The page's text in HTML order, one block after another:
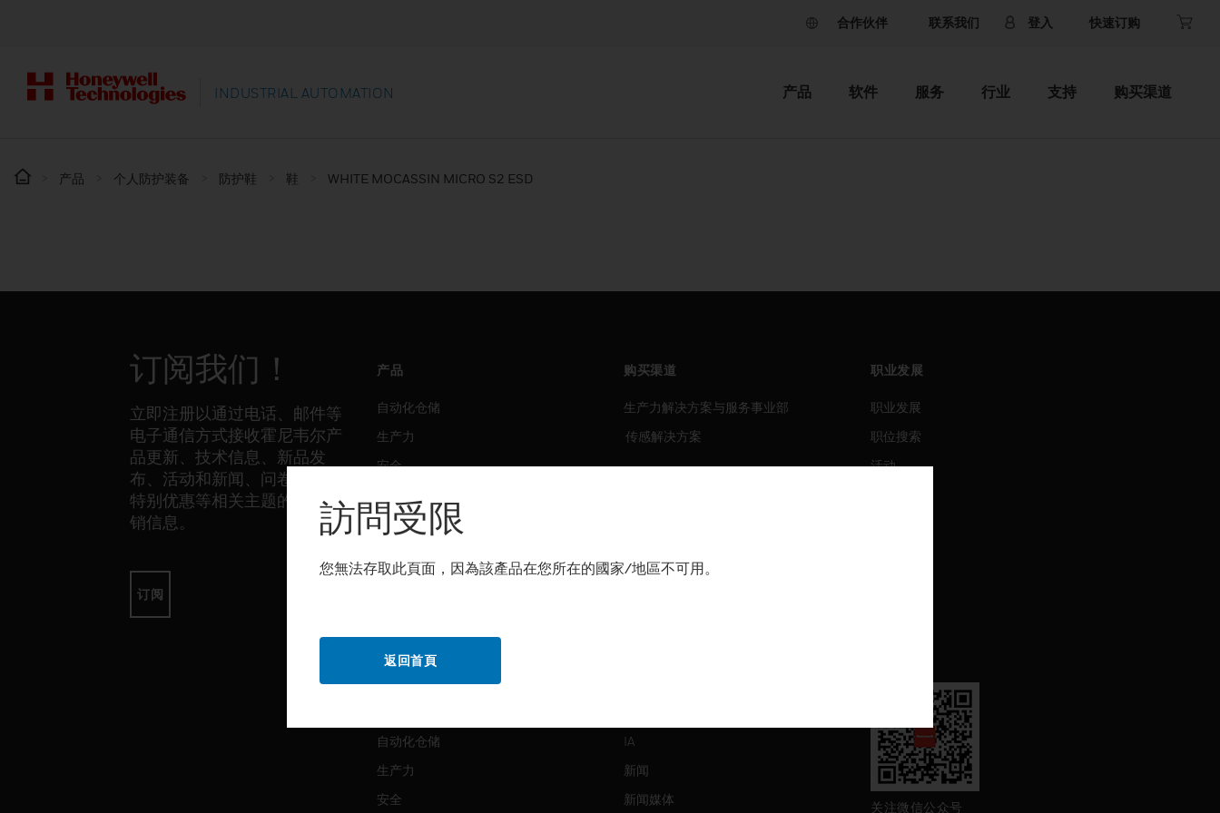
合作伙伴 联系我们 登入 快速订购
INDUSTRIAL AUTOMATION 产品 软件 服务 行业 支持 购买渠道
产品 个人防护装备 防护鞋 鞋 WHITE MOCASSIN MICRO S2 ESD
订阅我们！
立即注册以通过电话、邮件等
电子通信方式接收霍尼韦尔产
品更新、技术信息、新品发
布、活动和新闻、问卷调查、
特别优惠等相关主题的独家营
销信息。
订阅
产品
自动化仓储
生产力
安全
自动化仓储
生产力
安全
购买渠道
生产力解决方案与服务事业部
传感解决方案
生产力
IA
新闻
新闻媒体
职业发展
职业发展
职位搜索
活动
关注微信公众号
訪問受限
您無法存取此頁面，因為該產品在您所在的國家/地區不可用。
返回首頁